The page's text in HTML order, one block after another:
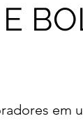
em